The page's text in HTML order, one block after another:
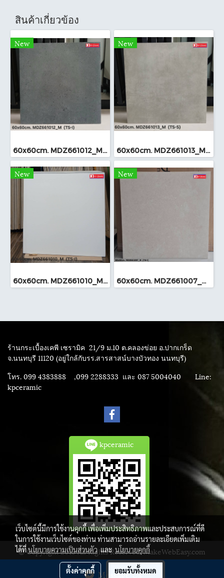
Message Us
สินค้าเกี่ยวข้อง
New
60x60cm. MDZ661012_M (TS-I)
New
60x60cm. MDZ661013_M (TS-I)
New
60x60cm. MDZ661010_M (TS-I)
New
60x60cm. MDZ661007_M (TS-I)
ร้านกระเบื้องเคพี เซรามิค 21/9 ม.10 ต.คลองข่อย อ.ปากเกร็ด
จ.นนทบุรี 11120 (อยู่ใกล้กับรร.สารสาสน์บางบัวทอง นนทบุรี)
โทร. 099 4383888 ,099 2288333 และ 087 5004040 Line:
kpceramic
kpceramic
© Copyright 2015 All Rights Reserved. MakeWebEasy.com
ผู้เข้าชมวันนี้ 2,116
เว็บไซต์นี้มีการใช้งานคุกกี้ เพื่อเพิ่มประสิทธิภาพและประสบการณ์ที่ดี
ในการใช้งานเว็บไซต์ของท่าน ท่านสามารถอ่านรายละเอียดเพิ่มเติม
ได้ที่นโยบายความเป็นส่วนตัวและนโยบายคุกกี้
ตั้งค่าคุกกี้ ยอมรับทั้งหมด